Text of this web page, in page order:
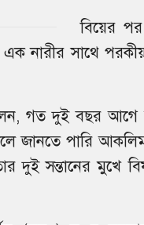
বিয়ের
নারীর সাথে
গত দুই বছর আগে
জানতে পারি
সন্তানের মুখে